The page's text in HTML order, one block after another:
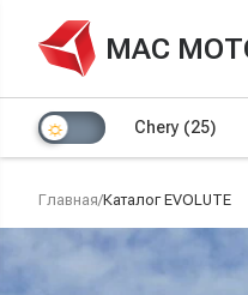
МАС
Chery (25)
Главная/Каталог EVOLUTE